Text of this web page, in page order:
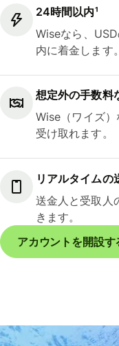
24時間以内¹
Wiseなら、
内に着金します。
想定外の手数料
Wise（ワイズ）
受け取れます。
リアルタイムの
送金人と受取人
きます。
アカウントを開設す